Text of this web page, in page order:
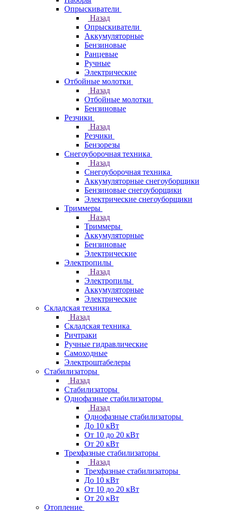
Опрыскиватели
Назад
Опрыскиватели
Аккумуляторные
Бензиновые
Ранцевые
Ручные
Электрические
Отбойные молотки
Назад
Отбойные молотки
Бензиновые
Резчики
Назад
Резчики
Бензорезы
Снегоуборочная техника
Назад
Снегоуборочная техника
Аккумуляторные снегоуборщики
Бензиновые снегоуборщики
Электрические снегоуборщики
Триммеры
Назад
Триммеры
Аккумуляторные
Бензиновые
Электрические
Электропилы
Назад
Электропилы
Аккумуляторные
Электрические
Складская техника
Назад
Складская техника
Ричтраки
Ручные гидравлические
Самоходные
Электроштабелеры
Стабилизаторы
Назад
Стабилизаторы
Однофазные стабилизаторы
Назад
Однофазные стабилизаторы
До 10 кВт
От 10 до 20 кВт
От 20 кВт
Трехфазные стабилизаторы
Назад
Трехфазные стабилизаторы
До 10 кВт
От 10 до 20 кВт
От 20 кВт
Отопление